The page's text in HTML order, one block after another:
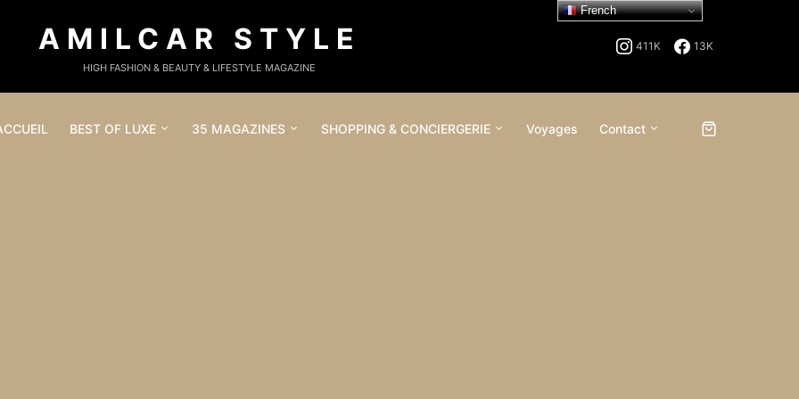
AMILCAR STYLE
HIGH FASHION & BEAUTY & LIFESTYLE MAGAZINE
411K 13K
BEST OF LUXE 35 MAGAZINES SHOPPING & CONCIERGERIE Voyages Contact
French